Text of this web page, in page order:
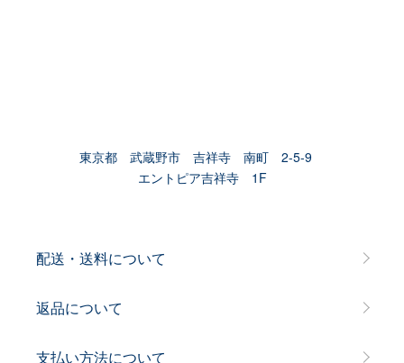
東京都 武蔵野市 吉祥寺 南町 2-5-9
エントピア吉祥寺 1F
配送・送料について
返品について
支払い方法について